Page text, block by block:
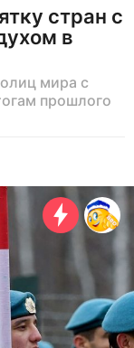
стран с
в
мира с
прошлого